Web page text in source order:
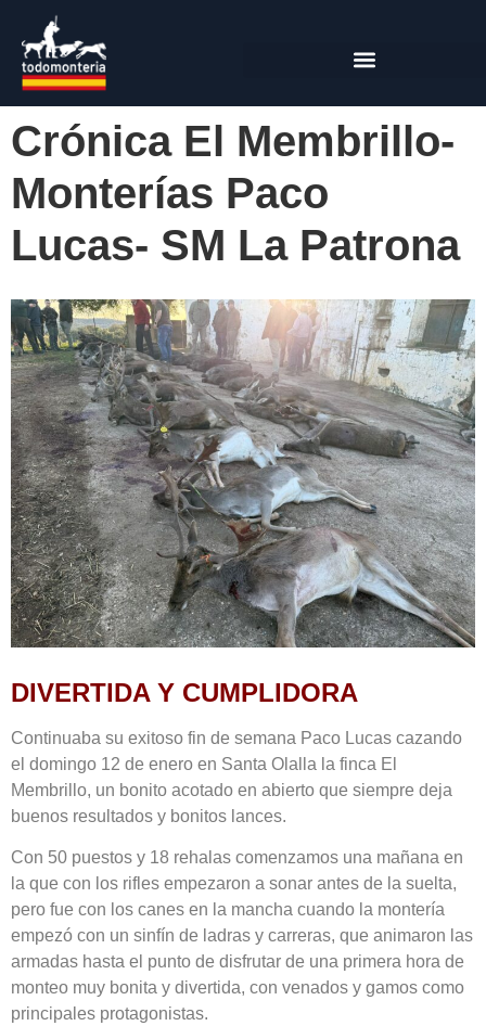
Crónica El Membrillo-
Monterías Paco
Lucas- SM La Patrona
DIVERTIDA Y CUMPLIDORA
Continuaba su exitoso fin de semana Paco Lucas cazando
el domingo 12 de enero en Santa Olalla la finca El
Membrillo, un bonito acotado en abierto que siempre deja
buenos resultados y bonitos lances.
Con 50 puestos y 18 rehalas comenzamos una mañana en
la que con los rifles empezaron a sonar antes de la suelta,
pero fue con los canes en la mancha cuando la montería
empezó con un sinfín de ladras y carreras, que animaron las
armadas hasta el punto de disfrutar de una primera hora de
monteo muy bonita y divertida, con venados y gamos como
principales protagonistas.